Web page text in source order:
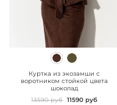
" class="js-prevent-
Куртка из экозамши с
воротником стойкой цвета
шоколад
13590 руб 11590 руб